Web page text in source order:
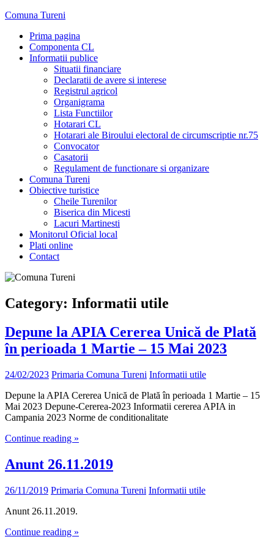
Skip
content
Comuna Tureni
Prima pagina
Componenta CL
Informatii publice
Situatii financiare
Declaratii de avere si interese
Registrul agricol
Organigrama
Lista Functiilor
Hotarari CL
Hotarari ale Biroului electoral de circumscriptie nr.75
Convocator
Casatorii
Regulament de functionare si organizare
Comuna Tureni
Obiective turistice
Cheile Turenilor
Biserica din Micesti
Lacuri Martinesti
Monitorul Oficial local
Plati online
Contact
Category: Informatii utile
Depune la APIA Cererea Unică de Plată
în perioada 1 Martie – 15 Mai 2023
24/02/2023 Primaria Comuna Tureni Informatii utile
Depune la APIA Cererea Unică de Plată în perioada 1 Martie – 15
Mai 2023 Depune-Cererea-2023 Informatii cererea APIA in
Campania 2023 Norme de conditionalitate
Continue reading »
Anunt 26.11.2019
26/11/2019 Primaria Comuna Tureni Informatii utile
Anunt 26.11.2019.
Continue reading »